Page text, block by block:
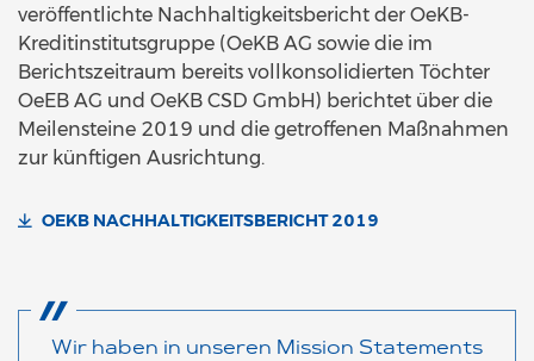
veröffentlichte Nachhaltigkeitsbericht der OeKB-
Kreditinstitutsgruppe (OeKB AG sowie die im
Berichtszeitraum bereits vollkonsolidierten Töchter
OeEB AG und OeKB CSD GmbH) berichtet über die
Meilensteine 2019 und die getroffenen Maßnahmen
zur künftigen Ausrichtung.
OEKB NACHHALTIGKEITSBERICHT 2019
Wir haben in unseren Mission Statements